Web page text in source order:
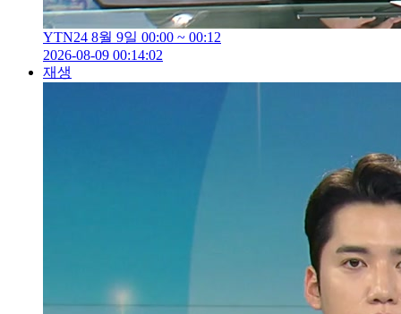
YTN24 8월 9일 00:00 ~ 00:12
2026-08-09 00:14:02
재생